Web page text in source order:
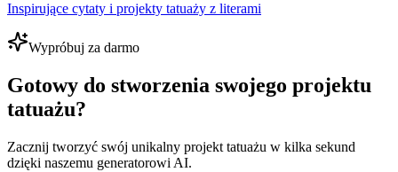
Inspirujące cytaty i projekty tatuaży z literami
Wypróbuj za darmo
Gotowy do stworzenia swojego projektu
tatuażu?
Zacznij tworzyć swój unikalny projekt tatuażu w kilka sekund
dzięki naszemu generatorowi AI.